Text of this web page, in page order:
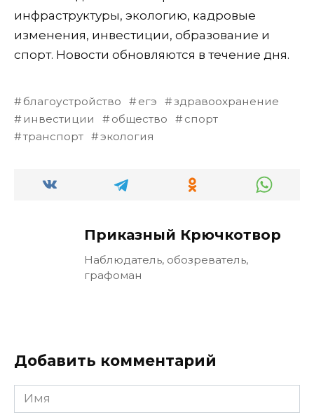
инфраструктуры, экологию, кадровые
изменения, инвестиции, образование и
спорт. Новости обновляются в течение дня.
благоустройство егэ
здравоохранение
инвестиции
общество
спорт
транспорт
экология
Приказный Крючкотвор
Наблюдатель, обозреватель,
графоман
Добавить комментарий
Имя